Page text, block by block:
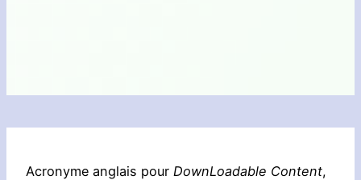
Acronyme anglais pour DownLoadable Content,